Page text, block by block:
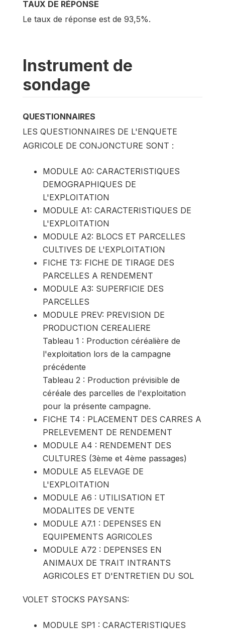
TAUX DE RÉPONSE
Le taux de réponse est de 93,5%.
Instrument de
sondage
QUESTIONNAIRES
LES QUESTIONNAIRES DE L'ENQUETE
AGRICOLE DE CONJONCTURE SONT :
MODULE A0: CARACTERISTIQUES
DEMOGRAPHIQUES DE
L'EXPLOITATION
MODULE A1: CARACTERISTIQUES DE
L'EXPLOITATION
MODULE A2: BLOCS ET PARCELLES
CULTIVES DE L'EXPLOITATION
FICHE T3: FICHE DE TIRAGE DES
PARCELLES A RENDEMENT
MODULE A3: SUPERFICIE DES
PARCELLES
MODULE PREV: PREVISION DE
PRODUCTION CEREALIERE
Tableau 1 : Production céréalière de
l'exploitation lors de la campagne
précédente
Tableau 2 : Production prévisible de
céréale des parcelles de l'exploitation
pour la présente campagne.
FICHE T4 : PLACEMENT DES CARRES A
PRELEVEMENT DE RENDEMENT
MODULE A4 : RENDEMENT DES
CULTURES (3ème et 4ème passages)
MODULE A5 ELEVAGE DE
L'EXPLOITATION
MODULE A6 : UTILISATION ET
MODALITES DE VENTE
MODULE A7.1 : DEPENSES EN
EQUIPEMENTS AGRICOLES
MODULE A72 : DEPENSES EN
ANIMAUX DE TRAIT INTRANTS
AGRICOLES ET D'ENTRETIEN DU SOL
VOLET STOCKS PAYSANS:
MODULE SP1 : CARACTERISTIQUES